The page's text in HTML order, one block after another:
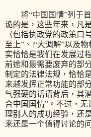
将“中国国情”列于首
诡的是，这些年来，凡
（包括执政党的政策口
至上”、|“大调解”以及
实恰恰是我们在发展过
前途和最需要废弃的部
制定的法律法规，恰恰
来越发挥正常功能的部
气强硬的话语背后，其
合中国国情”。不过，
理别人的成功经验，还
来还是一个值得讨论的